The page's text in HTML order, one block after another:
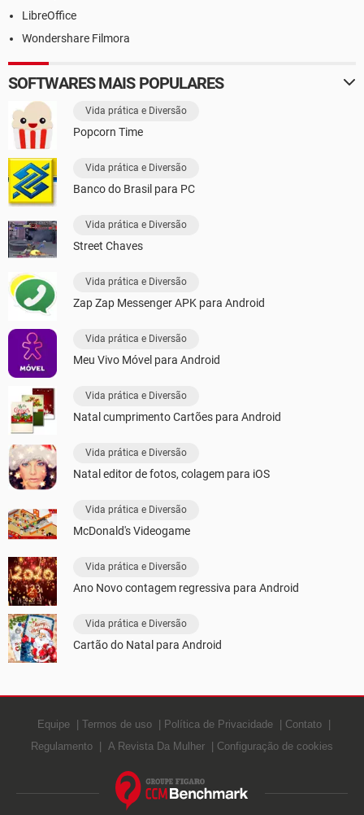
LibreOffice
Wondershare Filmora
SOFTWARES MAIS POPULARES
Vida prática e Diversão
Popcorn Time
Vida prática e Diversão
Banco do Brasil para PC
Vida prática e Diversão
Street Chaves
Vida prática e Diversão
Zap Zap Messenger APK para Android
Vida prática e Diversão
Meu Vivo Móvel para Android
Vida prática e Diversão
Natal cumprimento Cartões para Android
Vida prática e Diversão
Natal editor de fotos, colagem para iOS
Vida prática e Diversão
McDonald's Videogame
Vida prática e Diversão
Ano Novo contagem regressiva para Android
Vida prática e Diversão
Cartão do Natal para Android
Equipe Termos de uso Política de Privacidade
Contato
Regulamento
A Revista Da Mulher Configuração de cookies